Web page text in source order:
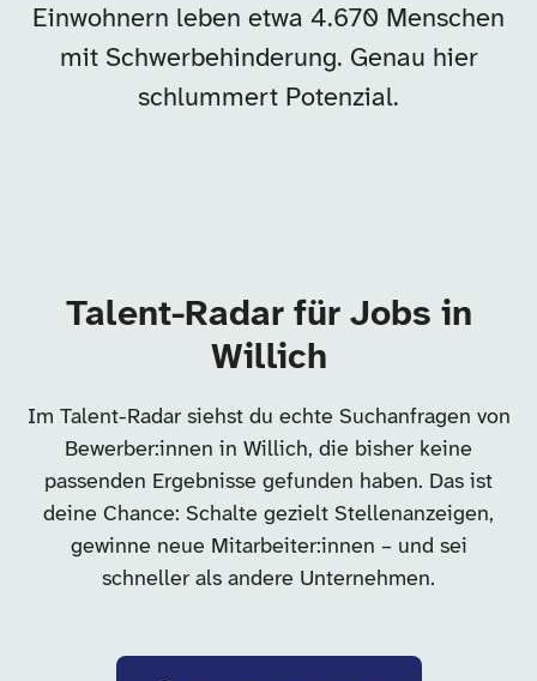
Einwohnern leben etwa 4.670 Menschen
mit Schwerbehinderung. Genau hier
schlummert Potenzial.
Talent-Radar für Jobs in
Willich
Im Talent-Radar siehst du echte Suchanfragen von
Bewerber:innen in Willich, die bisher keine
passenden Ergebnisse gefunden haben. Das ist
deine Chance: Schalte gezielt Stellenanzeigen,
gewinne neue Mitarbeiter:innen – und sei
schneller als andere Unternehmen.